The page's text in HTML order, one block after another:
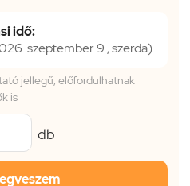
idő:
szeptember 9., szerda)
jellegű, előfordulhatnak
is
db